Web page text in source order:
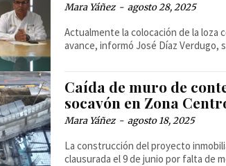
Mara Yáñez - agosto 28, 2025
Actualmente la colocación de la loza
avance, informó José Díaz Verdugo,
Caída de muro de
socavón en Zona
Mara Yáñez - agosto 18, 2025
La construcción del proyecto
clausurada el 9 de junio por falta de